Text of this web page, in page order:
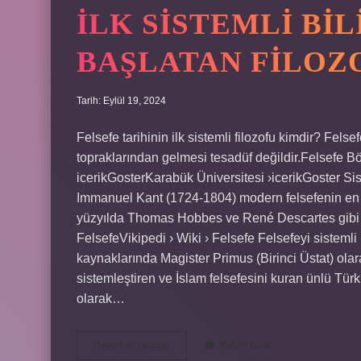
İLK SISTEMLI
BAŞLATAN
Tarih: Eylül 19, 2024
Felsefe tarihinin ilk sistemli filozofu kimdir?
topraklarından gelmesi tesadüf değildir.Felsefe
icerikGosterKarabük Üniversitesi ›icerikGoster
Immanuel Kant (1724-1804) modern felsefenin
yüzyılda Thomas Hobbes ve René Descartes
FelsefeVikipedi › Wiki › Felsefe Felsefeyi
kaynaklarında Magister Primus (Birinci Üstat)
sistemleştiren ve İslam felsefesini kuran ünlü
olarak…